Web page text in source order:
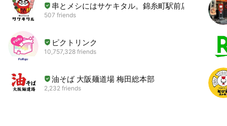
串とメシにはサケキタル。錦糸町駅前店
507 friends
ピクトリンク
10,757,328 friends
油そば 大阪麺道場 梅田総本部
2,232 friends